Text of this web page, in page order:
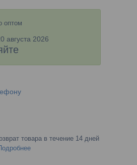
оптом
августа 2026
товара в течение 14 дней